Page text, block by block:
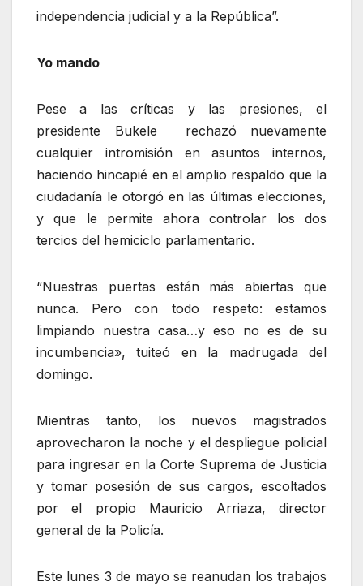
independencia judicial y a la República”.
Yo mando
Pese a las críticas y las presiones, el
presidente Bukele rechazó nuevamente
cualquier intromisión en asuntos internos,
haciendo hincapié en el amplio respaldo que la
ciudadanía le otorgó en las últimas elecciones,
y que le permite ahora controlar los dos
tercios del hemiciclo parlamentario.
“Nuestras puertas están más abiertas que
nunca. Pero con todo respeto: estamos
limpiando nuestra casa…y eso no es de su
incumbencia», tuiteó en la madrugada del
domingo.
Mientras tanto, los nuevos magistrados
aprovecharon la noche y el despliegue policial
para ingresar en la Corte Suprema de Justicia
y tomar posesión de sus cargos, escoltados
por el propio Mauricio Arriaza, director
general de la Policía.
Este lunes 3 de mayo se reanudan los trabajos